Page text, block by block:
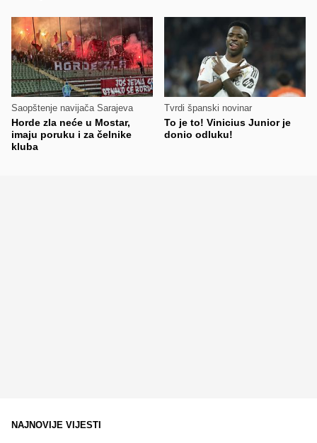
Saopštenje navijača Sarajeva
Horde zla neće u Mostar,
imaju poruku i za čelnike
kluba
Tvrdi španski novinar
To je to! Vinicius Junior je
donio odluku!
NAJNOVIJE VIJESTI